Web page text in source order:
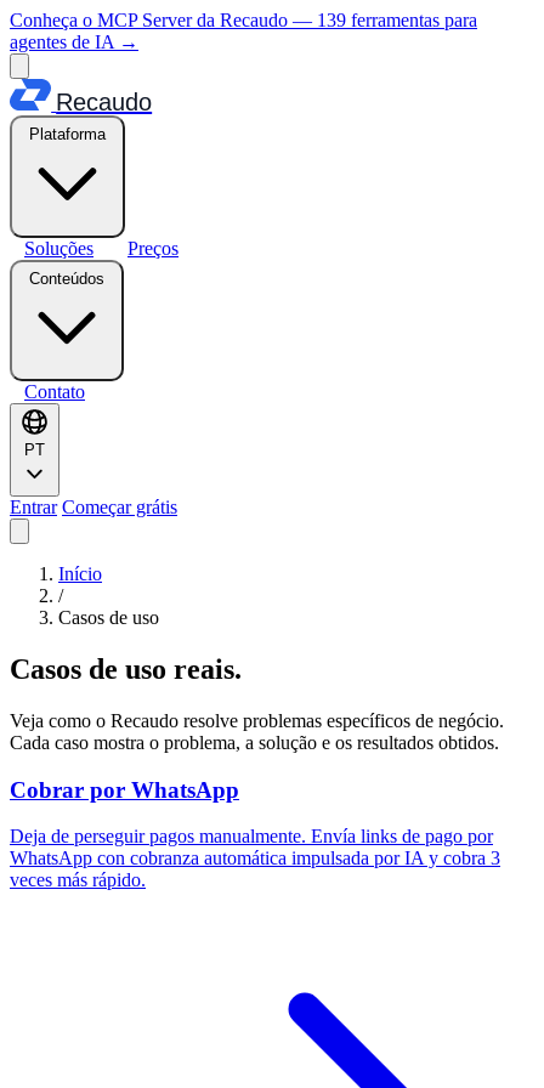
Conheça o MCP Server da Recaudo — 139 ferramentas para
agentes de IA →
Recaudo
Plataforma
Soluções Preços
Conteúdos
Contato
PT
Entrar Começar grátis
Início
/
Casos de uso
Casos de uso reais.
Veja como o Recaudo resolve problemas específicos de negócio.
Cada caso mostra o problema, a solução e os resultados obtidos.
Cobrar por WhatsApp
Deja de perseguir pagos manualmente. Envía links de pago por
WhatsApp con cobranza automática impulsada por IA y cobra 3
veces más rápido.